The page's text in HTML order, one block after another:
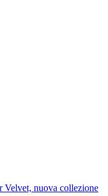
Velvet, nuova collezione